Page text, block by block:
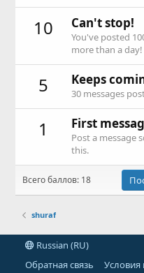
10 Can't stop!
You've posted
more than a day!
5 Keeps
30 messages
1 First
Post a message
this.
Всего баллов: 18
shuraf
Russian (RU)
Обратная связь
Условия